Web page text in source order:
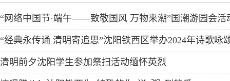
“网络中国节·端午——致敬国风 万物来潮”国潮游园会活
“经典永传诵 清明寄追思”沈阳铁西区举办2024年诗歌咏
清明前夕沈阳学生参加祭扫活动缅怀英烈